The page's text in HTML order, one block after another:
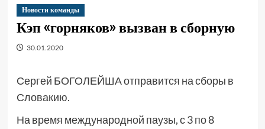
Новости команды
Кэп «горняков» вызван в сборную
30.01.2020
Сергей БОГОЛЕЙША отправится на сборы в
Словакию.
На время международной паузы, с 3 по 8